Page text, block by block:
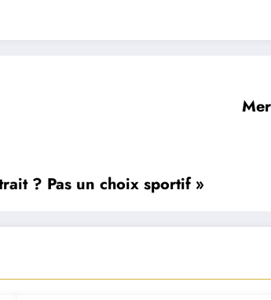
? Pas un choix sportif »